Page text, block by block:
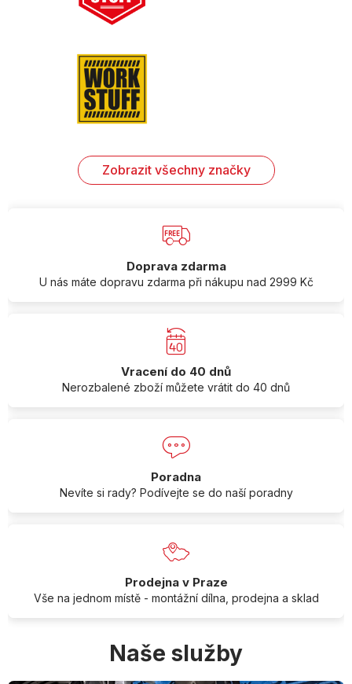
Zobrazit všechny značky
Doprava zdarma
U nás máte dopravu zdarma při nákupu nad 2999 Kč
Vracení do 40 dnů
Nerozbalené zboží můžete vrátit do 40 dnů
Poradna
Nevíte si rady? Podívejte se do naší poradny
Prodejna v Praze
Vše na jednom místě - montážní dílna, prodejna a sklad
Naše služby